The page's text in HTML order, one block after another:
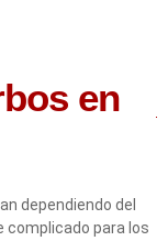
en
dependiendo del
complicado para los